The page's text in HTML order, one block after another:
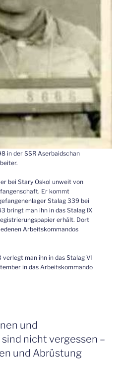
in der SSR Aserbaidschan
bei Stary Oskol unweit von
Er kommt
Stalag 339 bei
bringt man ihn in das Stalag IX
erhält. Dort
Arbeitskommandos
man ihn in das Stalag VI
in das Arbeitskommando
und
nicht vergessen –
und Abrüstung